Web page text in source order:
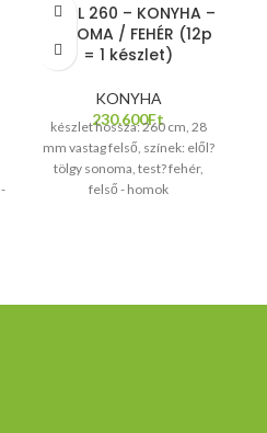
PEARL 260 – KONYHA –
SONOMA / FEHÉR (12p
= 1 készlet)
KONYHA
230.600Ft
készlet hossza: 260 cm, 28
mm vastag felső, színek: elől?
tölgy sonoma, test? fehér,
felső - homok